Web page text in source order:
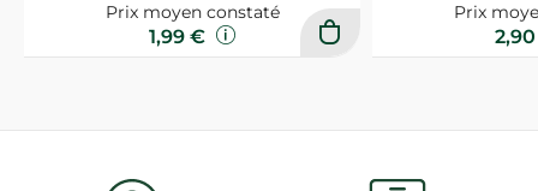
Prix moyen constaté
1,99 €
Prix